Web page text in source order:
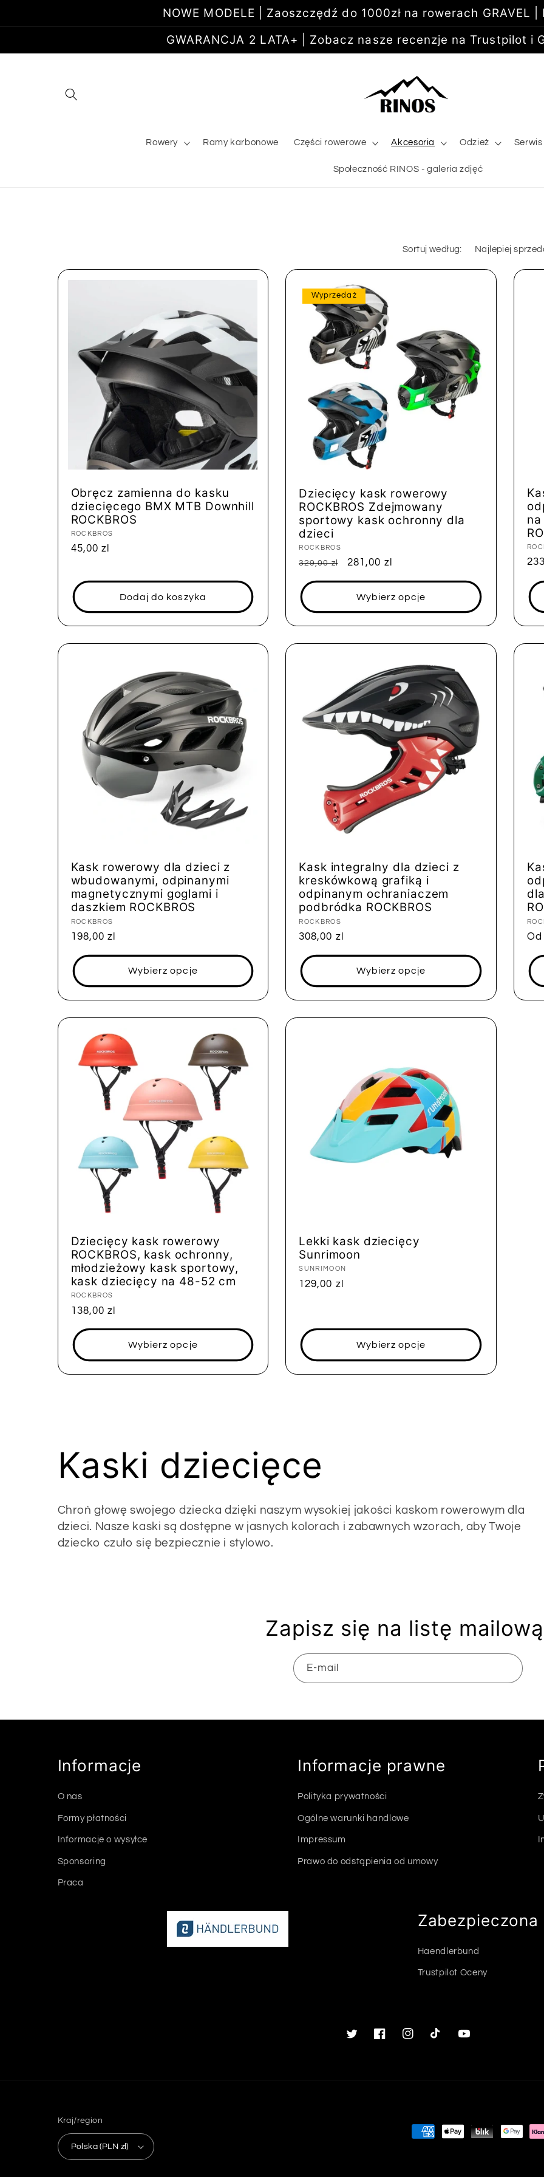
NOWE MODELE | Zaoszczędź do 1000zł na rowerach GRAVEL
GWARANCJA 2 LATA+ | Zobacz nasze recenzje na Trustpilot i
Rowery Ramy karbonowe Części rowerowe Akcesoria Odzież
Społeczność RINOS - galeria zdjęć
Sortuj według:
Obręcz zamienna do kasku
dziecięcego BMX MTB Downhill
ROCKBROS
Dostawca:
ROCKBROS
Cena
45,00 zl
Dodaj do koszyka
Wyprzedaż
Dziecięcy kask rowerowy
ROCKBROS Zdejmowany
sportowy kask ochronny dla
dzieci
Dostawca:
ROCKBROS
Cena
329,00 zl
Cena
281,00 zl
Wybierz opcje
Kask rowerowy dla dzieci z
wbudowanymi, odpinanymi
magnetycznymi goglami i
daszkiem ROCKBROS
Dostawca:
ROCKBROS
Cena
198,00 zl
Wybierz opcje
Kask integralny dla dzieci z
kreskówkową grafiką i
odpinanym ochraniaczem
podbródka ROCKBROS
Dostawca:
ROCKBROS
Cena
308,00 zl
Wybierz opcje
Od
Dziecięcy kask rowerowy
ROCKBROS, kask ochronny,
młodzieżowy kask sportowy,
kask dziecięcy na 48-52 cm
Dostawca:
ROCKBROS
Cena
138,00 zl
Wybierz opcje
Lekki kask dziecięcy
Sunrimoon
Dostawca:
SUNRIMOON
Cena
129,00 zl
Wybierz opcje
K
o
l
j
a
:
Kaski dziecięce
Chroń głowę swojego dziecka dzięki naszym wysokiej jakości kaskom rowerowym dla
dzieci. Nasze kaski są dostępne w jasnych kolorach i zabawnych wzorach, aby Twoje
dziecko czuło się bezpiecznie i stylowo.
Zapisz się na listę
E-mail
Informacje
O nas
Formy płatności
Informacje o wysyłce
Sponsoring
Praca
Informacje prawne
Polityka prywatności
Ogólne warunki handlowe
Impressum
Prawo do odstąpienia od umowy
Haendlerbund
Trustpilot Oceny
TwitterFacebookInstagramTikTok Youtube
Kraj/region
Polska (PLN zł)
Metody